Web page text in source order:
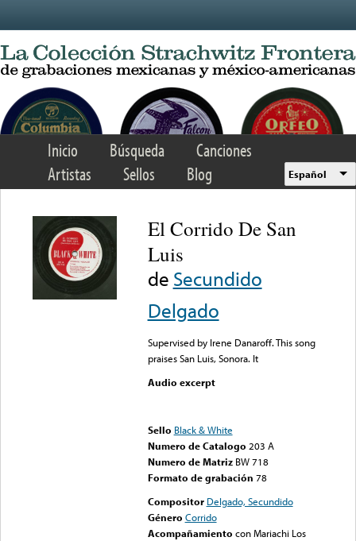
Inicio Búsqueda
Canciones
Artistas
Sellos Blog Español
El Corrido De San
Luis
de Secundido
Delgado
Supervised by Irene Danaroff. This song
praises San Luis, Sonora. It
Audio excerpt
Sello Black & White
Numero de Catalogo 203 A
Numero de Matriz BW 718
Formato de grabación 78
Compositor Delgado, Secundido
Género Corrido
Acompañamiento con Mariachi Los